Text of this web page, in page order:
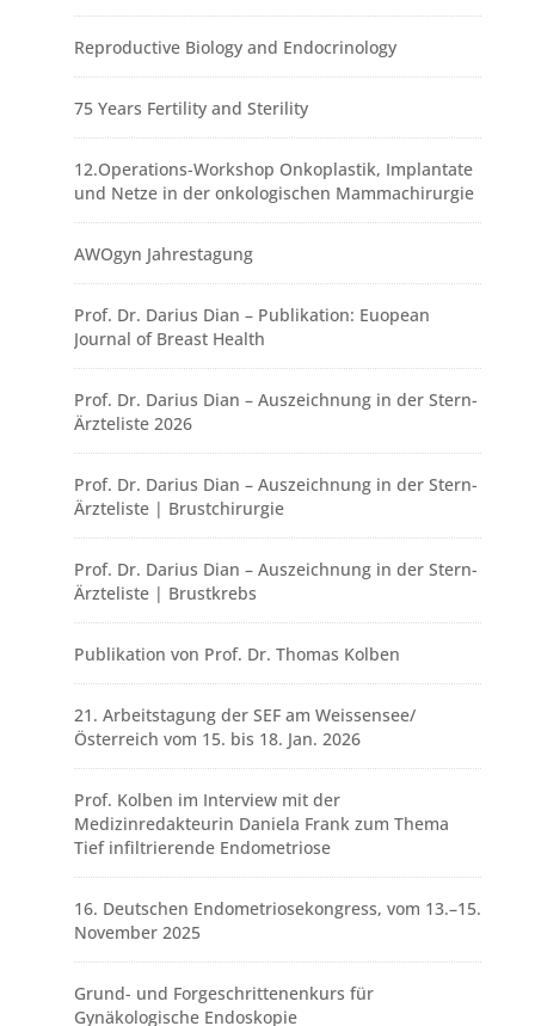
Reproductive Biology and Endocrinology
75 Years Fertility and Sterility
12.Operations-Workshop Onkoplastik, Implantate
und Netze in der onkologischen Mammachirurgie
AWOgyn Jahrestagung
Prof. Dr. Darius Dian – Publikation: Euopean
Journal of Breast Health
Prof. Dr. Darius Dian – Auszeichnung in der Stern-
Ärzteliste 2026
Prof. Dr. Darius Dian – Auszeichnung in der Stern-
Ärzteliste | Brustchirurgie
Prof. Dr. Darius Dian – Auszeichnung in der Stern-
Ärzteliste | Brustkrebs
Publikation von Prof. Dr. Thomas Kolben
21. Arbeitstagung der SEF am Weissensee/
Österreich vom 15. bis 18. Jan. 2026
Prof. Kolben im Interview mit der
Medizinredakteurin Daniela Frank zum Thema
Tief infiltrierende Endometriose
16. Deutschen Endometriosekongress, vom 13.–15.
November 2025
Grund- und Forgeschrittenenkurs für
Gynäkologische Endoskopie